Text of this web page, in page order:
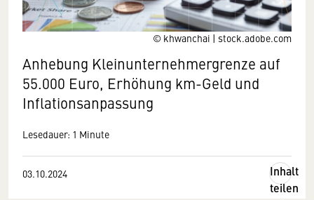
© khwanchai | stock.adobe.com
Anhebung Kleinunternehmergrenze auf
55.000 Euro, Erhöhung km-Geld und
Inflationsanpassung
Lesedauer: 1 Minute
03.10.2024
Inhalt
teilen